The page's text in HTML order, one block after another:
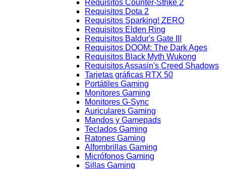
Requisitos Counter-Strike 2
Requisitos Dota 2
Requisitos Sparking! ZERO
Requisitos Elden Ring
Requisitos Baldur's Gate III
Requisitos DOOM: The Dark Ages
Requisitos Black Myth Wukong
Requisitos Assasin's Creed Shadows
Tarjetas gráficas RTX 50
Portátiles Gaming
Monitores Gaming
Monitores G-Sync
Auriculares Gaming
Mandos y Gamepads
Teclados Gaming
Ratones Gaming
Alfombrillas Gaming
Micrófonos Gaming
Sillas Gaming